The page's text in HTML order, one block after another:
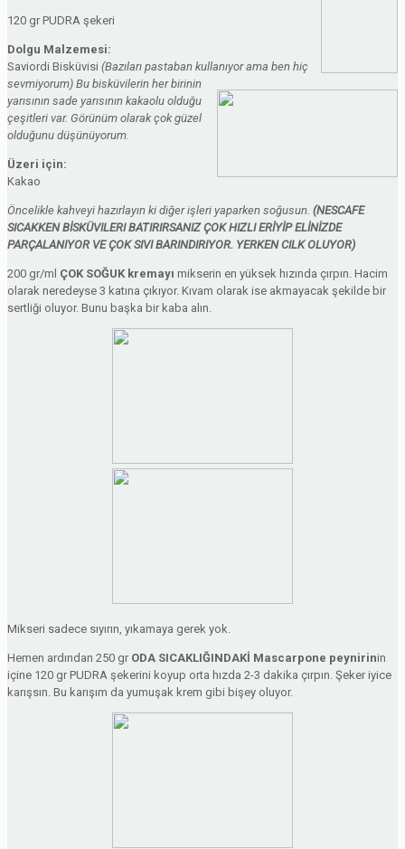
120 gr PUDRA şekeri
Dolgu Malzemesi:
Saviordi Bisküvisi (Bazıları pastaban kullanıyor ama ben hiç
sevmiyorum) Bu bisküvilerin her birinin
yarısının sade yarısının kakaolu olduğu
çeşitleri var. Görünüm olarak çok güzel
olduğunu düşünüyorum.
Üzeri için:
Kakao
Öncelikle kahveyi hazırlayın ki diğer işleri yaparken soğusun. (NESCAFE
SICAKKEN BİSKÜVILERI BATIRIRSANIZ ÇOK HIZLI ERİYİP ELİNİZDE
PARÇALANIYOR VE ÇOK SIVI BARINDIRIYOR. YERKEN CILK OLUYOR)
200 gr/ml ÇOK SOĞUK kremayı mikserin en yüksek hızında çırpın. Hacim
olarak neredeyse 3 katına çıkıyor. Kıvam olarak ise akmayacak şekilde bir
sertliği oluyor. Bunu başka bir kaba alın.
Mikseri sadece sıyırın, yıkamaya gerek yok.
Hemen ardından 250 gr ODA SICAKLIĞINDAKİ Mascarpone peynirinin
içine 120 gr PUDRA şekerini koyup orta hızda 2-3 dakika çırpın. Şeker iyice
karışsın. Bu karışım da yumuşak krem gibi bişey oluyor.